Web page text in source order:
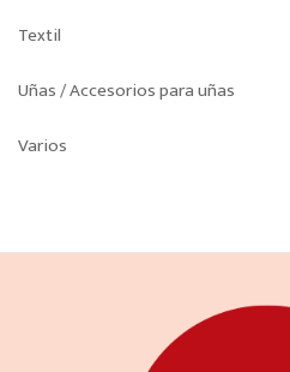
Textil
Uñas / Accesorios para uñas
Varios